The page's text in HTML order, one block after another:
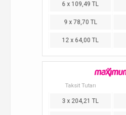
6 x 109,49 TL
9 x 78,70 TL
12 x 64,00 TL
Taksit Tutarı
3 x 204,21 TL